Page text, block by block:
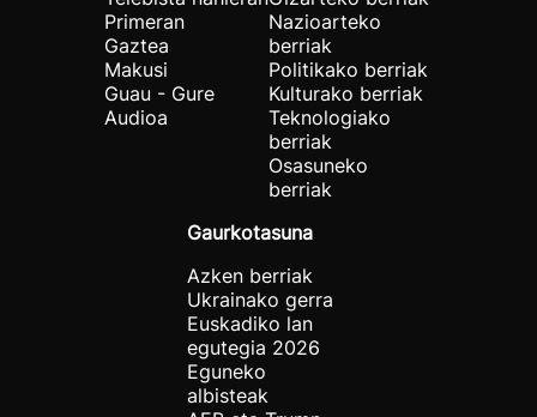
Primeran
Gaztea
Makusi
Guau - Gure
Audioa
Nazioarteko
berriak
Politikako berriak
Kulturako berriak
Teknologiako
berriak
Osasuneko
berriak
Gaurkotasuna
Azken berriak
Ukrainako gerra
Euskadiko lan
egutegia 2026
Eguneko
albisteak